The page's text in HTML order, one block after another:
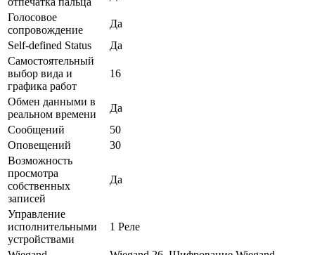
Голосовое
сопровождение
Да
Self-defined Status
Да
Самостоятельный
выбор вида и
графика работ
16
Обмен данными в
реальном времени
Да
Сообщений
50
Оповещений
30
Возможность
просмотра
собственных
записей
Да
Управление
исполнительными
устройствами
1 Реле